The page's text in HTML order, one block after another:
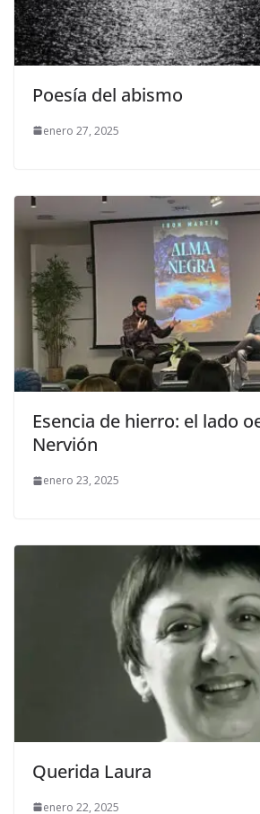
Poesía del abismo
enero 27, 2025
Esencia de hierro: el lado
Nervión
enero 23, 2025
Querida Laura
enero 22, 2025